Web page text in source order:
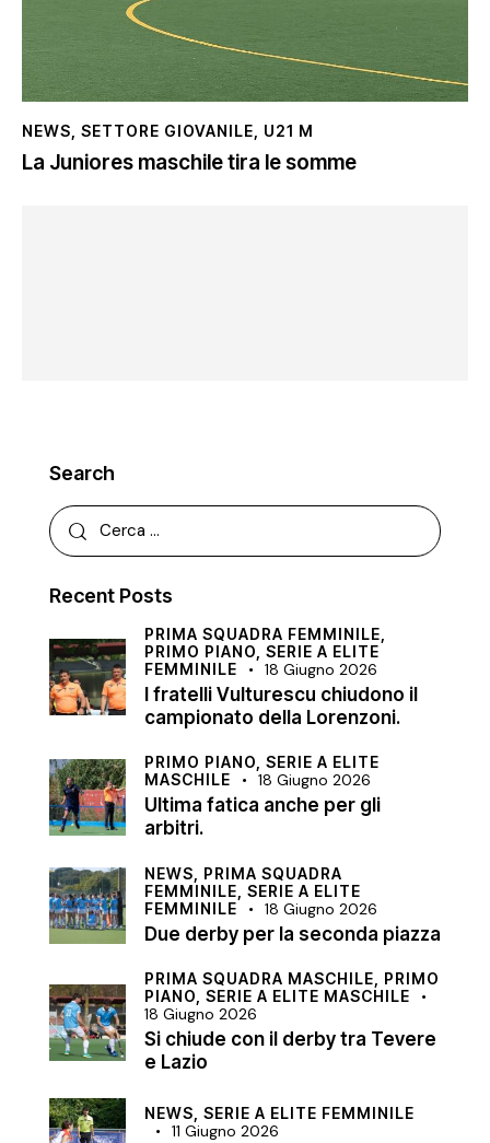
NEWS, SETTORE GIOVANILE, U21 M
La Juniores maschile tira le somme
Search
Recent Posts
PRIMA SQUADRA FEMMINILE,
PRIMO PIANO, SERIE A ELITE
FEMMINILE
18 Giugno 2026
I fratelli Vulturescu chiudono il
campionato della Lorenzoni.
PRIMO PIANO, SERIE A ELITE
MASCHILE
18 Giugno 2026
Ultima fatica anche per gli
arbitri.
NEWS, PRIMA SQUADRA
FEMMINILE, SERIE A ELITE
FEMMINILE
18 Giugno 2026
Due derby per la seconda piazza
PRIMA SQUADRA MASCHILE, PRIMO
PIANO, SERIE A ELITE MASCHILE
18 Giugno 2026
Si chiude con il derby tra Tevere
e Lazio
NEWS, SERIE A ELITE FEMMINILE
11 Giugno 2026